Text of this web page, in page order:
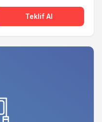
Teklif Al